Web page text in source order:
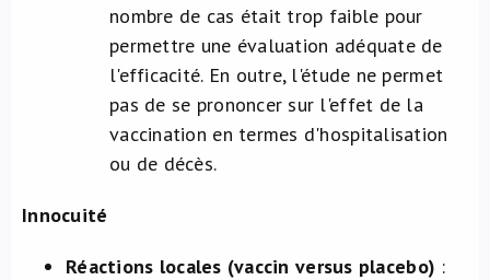
nombre de cas était trop faible pour
permettre une évaluation adéquate de
l'efficacité. En outre, l'étude ne permet
pas de se prononcer sur l'effet de la
vaccination en termes d'hospitalisation
ou de décès.
Innocuité
Réactions locales (vaccin versus placebo) :